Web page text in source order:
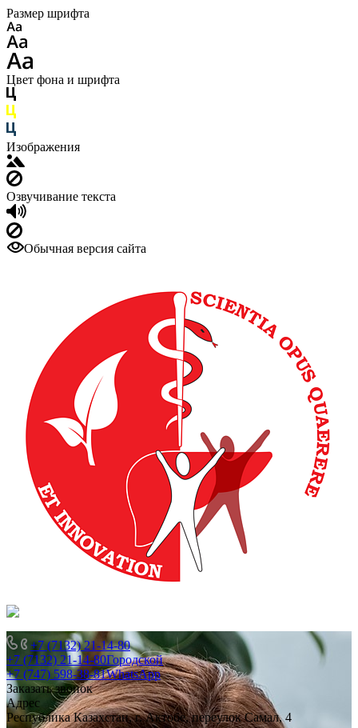
Размер шрифта
Цвет фона и шрифта
Изображения
Озвучивание текста
Обычная версия сайта
+7 (7132) 21-14-80
+7 (7132) 21-14-80Городской
+7 (747) 598-38-81WhatsApp
Заказать звонок
Адрес
Республика Казахстан, г. Актобе, переулок Самал, 4